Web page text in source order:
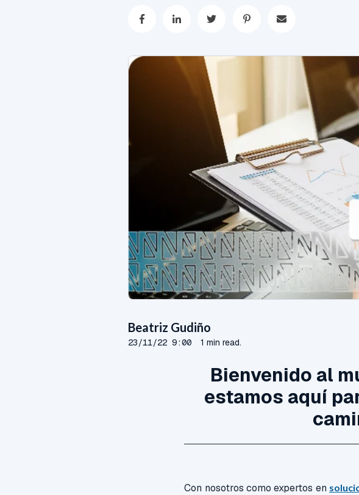
Beatriz Gudiño
23/11/22 9:00 1 min read.
Bienvenido al
estamos aquí
Con nosotros como expertos en